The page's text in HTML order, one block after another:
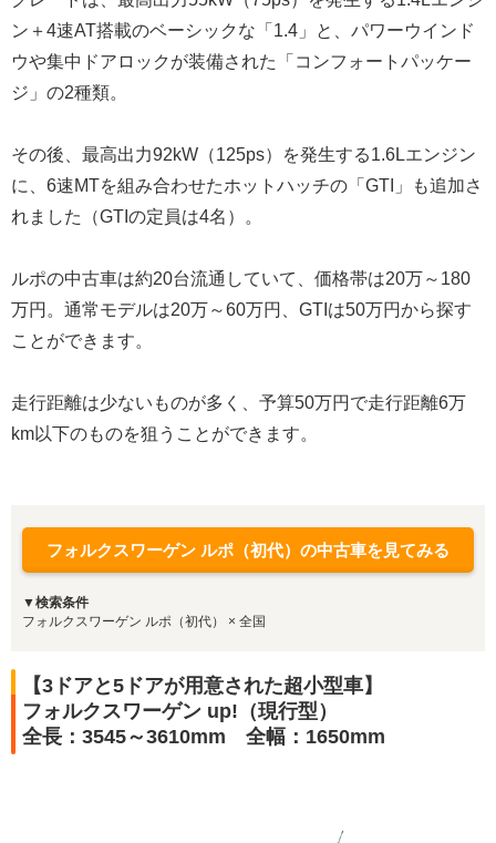
ン＋4速AT搭載のベーシックな「1.4」と、パワーウインド
ウや集中ドアロックが装備された「コンフォートパッケー
ジ」の2種類。
その後、最高出力92kW（125ps）を発生する1.6Lエンジン
に、6速MTを組み合わせたホットハッチの「GTI」も追加さ
れました（GTIの定員は4名）。
ルポの中古車は約20台流通していて、価格帯は20万～180
万円。通常モデルは20万～60万円、GTIは50万円から探す
ことができます。
走行距離は少ないものが多く、予算50万円で走行距離6万
km以下のものを狙うことができます。
フォルクスワーゲン ルポ（初代）の中古車を見てみる
▼検索条件
フォルクスワーゲン ルポ（初代） × 全国
【3ドアと5ドアが用意された超小型車】
フォルクスワーゲン up!（現行型）
全長：3545～3610mm 全幅：1650mm